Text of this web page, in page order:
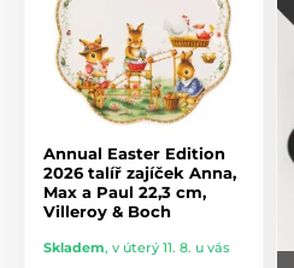
Annual Easter Edition
2026 talíř zajíček Anna,
Max a Paul 22,3 cm,
Villeroy & Boch
Skladem, v úterý 11. 8. u vás